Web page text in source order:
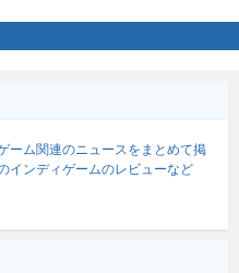
ーム関連のニュースをまとめて掲
インディゲームのレビューなど